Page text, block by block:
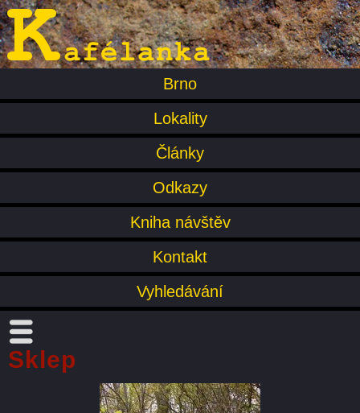
Brno
Lokality
Články
Odkazy
Kniha návštěv
Kontakt
Vyhledávání
Sklep